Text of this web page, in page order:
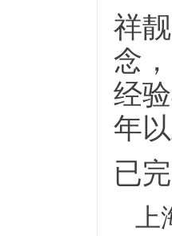
祥
念
经
年
已
上